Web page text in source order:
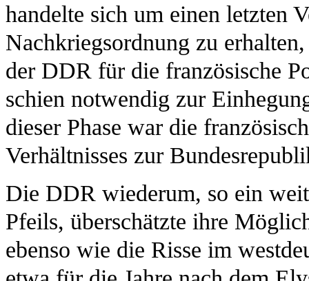
handelte sich um einen letzten
Nachkriegsordnung zu
der DDR für die französische
schien notwendig zur
dieser Phase war die
Verhältnisses zur
Die DDR wiederum, so ein
Pfeils, überschätzte ihre
ebenso wie die Risse im